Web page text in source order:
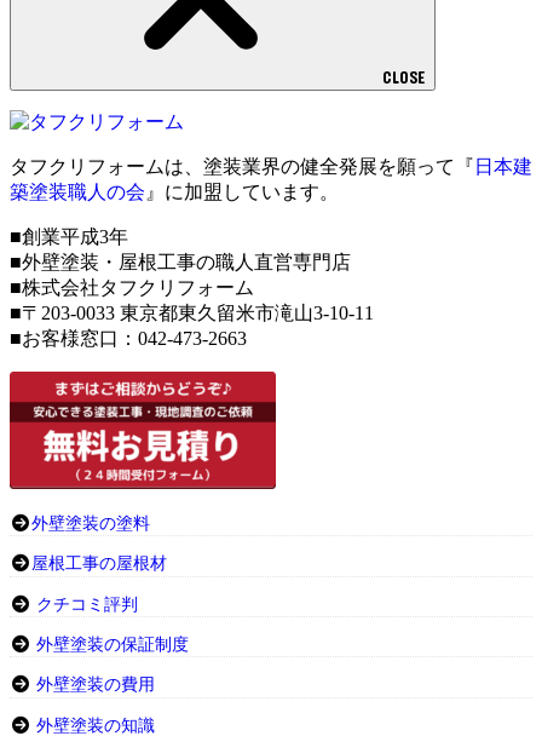
CLOSE
タフクリフォームは、塗装業界の健全発展を願って『 日本建
築塗装職人の会 』に加盟しています。
■創業平成3年
■外壁塗装・屋根工事の職人直営専門店
■株式会社タフクリフォーム
■〒203-0033 東京都東久留米市滝山3-10-11
■お客様窓口：042-473-2663
外壁塗装の塗料
屋根工事の屋根材
クチコミ評判
外壁塗装の保証制度
外壁塗装の費用
外壁塗装の知識